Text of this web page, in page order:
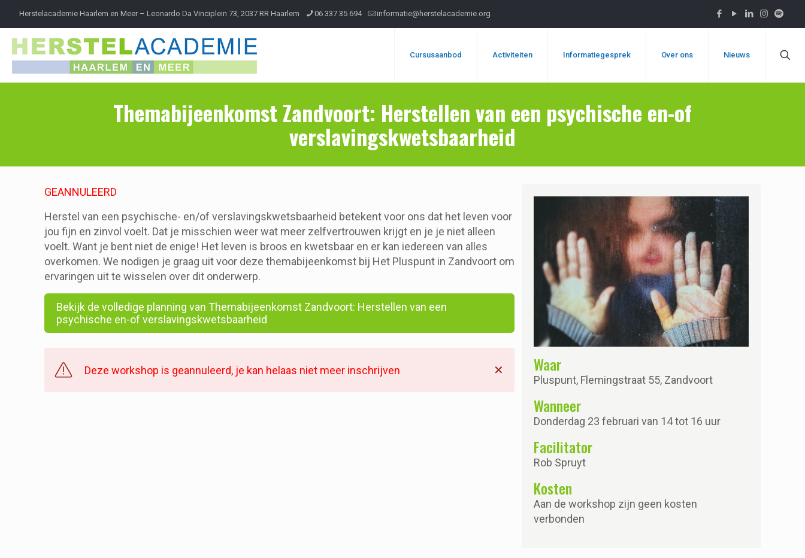
Herstelacademie Haarlem en Meer – Leonardo Da Vinciplein 73, 2037 RR Haarlem 06 337 35 694 informatie@herstelacademie.org
Cursusaanbod Activiteiten Informatiegesprek Over ons Nieuws
Themabijeenkomst Zandvoort: Herstellen van een psychische en-of
verslavingskwetsbaarheid
GEANNULEERD
Herstel van een psychische- en/of verslavingskwetsbaarheid betekent voor ons dat het leven voor
jou fijn en zinvol voelt. Dat je misschien weer wat meer zelfvertrouwen krijgt en je je niet alleen
voelt. Want je bent niet de enige! Het leven is broos en kwetsbaar en er kan iedereen van alles
overkomen. We nodigen je graag uit voor deze themabijeenkomst bij Het Pluspunt in Zandvoort om
ervaringen uit te wisselen over dit onderwerp.
Bekijk de volledige planning van Themabijeenkomst Zandvoort: Herstellen van een
psychische en-of verslavingskwetsbaarheid
Deze workshop is geannuleerd, je kan helaas niet meer inschrijven ✕ Waar
Pluspunt, Flemingstraat 55, Zandvoort
Wanneer
Donderdag 23 februari van 14 tot 16 uur
Facilitator
Rob Spruyt
Kosten
Aan de workshop zijn geen kosten
verbonden